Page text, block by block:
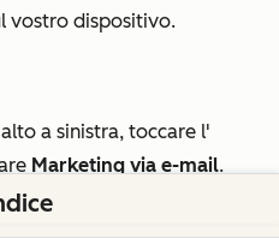
vostro dispositivo.
alto a sinistra, toccare l'
Marketing via e-mail.
toccare l'